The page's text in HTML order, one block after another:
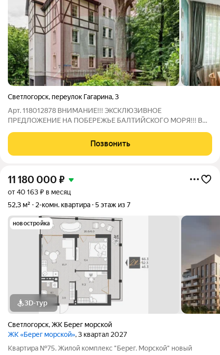
Светлогорск, переулок Гагарина,3
Арт. 118012878 ВНИМАНИЕ!!! ЭКСКЛЮЗИВНОЕ
ПРЕДЛОЖЕНИЕ НА ПОБЕРЕЖЬЕ БАЛТИЙСКОГО МОРЯ!!! В
четырехэтажном, малоквартирном доме продается квартира,
которая создана именно для Вас! Уникальное
Позвонить
11 180 000 ₽
от 40 163 ₽ в месяц
52,3 м²
2-комн. квартира 5 этаж из 7
новостройка
3D-тур
Светлогорск,ЖК Берег морской
ЖК «Берег морской», 3 квартал 2027
Квартира №75. Жилой комплекс "Берег. Морской" новый